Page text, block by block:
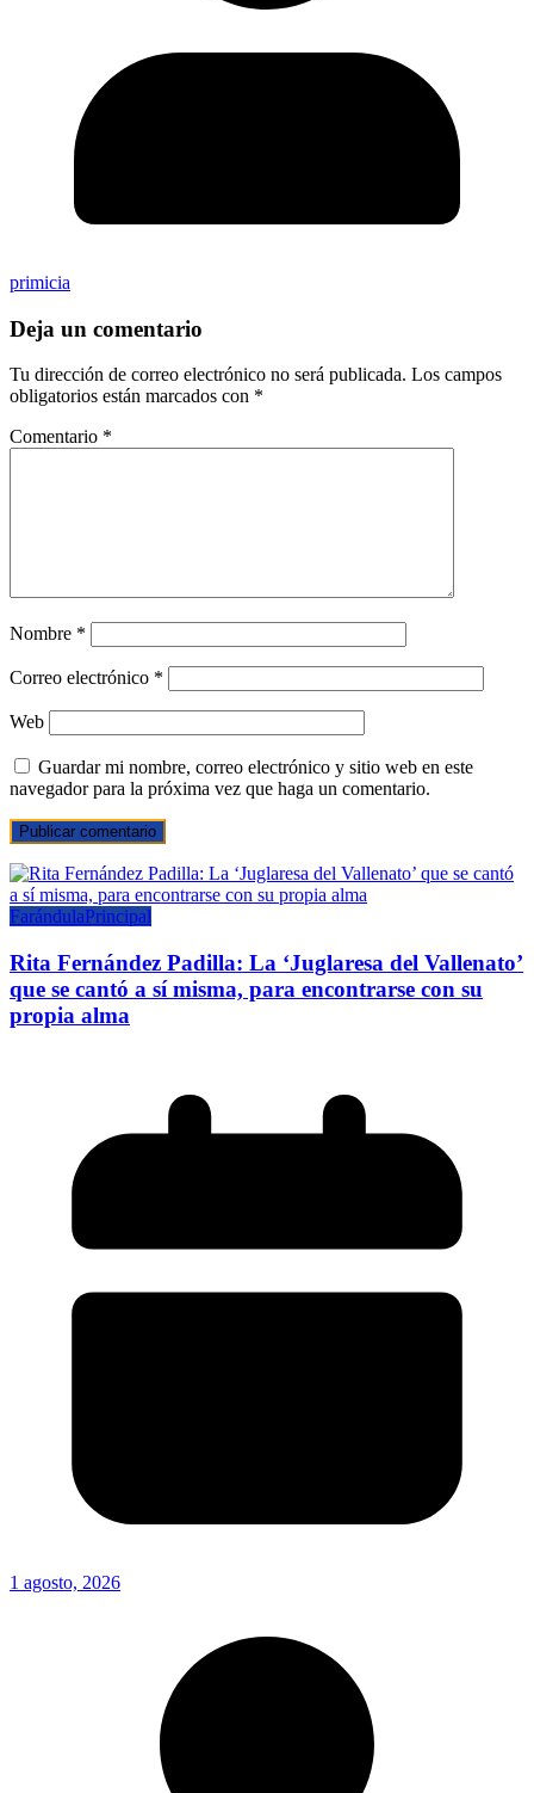
primicia
Deja un comentario
Tu dirección de correo electrónico no será publicada. Los campos
obligatorios están marcados con *
Comentario *
Nombre *
Correo electrónico *
Web
Guardar mi nombre, correo electrónico y sitio web en este
navegador para la próxima vez que haga un comentario.
FarándulaPrincipal
Rita Fernández Padilla: La ‘Juglaresa del Vallenato’
que se cantó a sí misma, para encontrarse con su
propia alma
1 agosto, 2026